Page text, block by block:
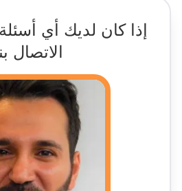
إذا كان لديك أي
الاتصال